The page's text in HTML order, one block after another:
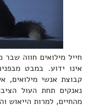
חייל מילואים חווה
אינו ידוע. במבט
קבוצת אנשי מילואים,
נאנקים תחת העול
מהחיים, למרות הייאוש